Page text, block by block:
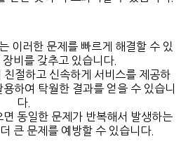
이러한 문제를 빠르게 해결할 수 있
비를 갖추고 있습니다.
친절하고 신속하게 서비스를 제공하
하여 탁월한 결과를 얻을 수 있습니
다.
동일한 문제가 반복해서 발생하는
큰 문제를 예방할 수 있습니다.